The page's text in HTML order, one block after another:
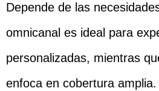
Depende de las
omnicanal es ideal para
personalizadas, mientras
enfoca en cobertura amplia.